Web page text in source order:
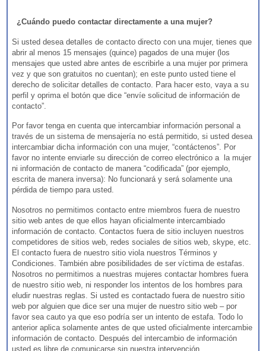
¿Cuándo puedo contactar directamente a una mujer?
Si usted desea detalles de contacto directo con una mujer, tienes que
abrir al menos 15 mensajes (quince) pagados de una mujer (los
mensajes que usted abre antes de escribirle a una mujer por primera
vez y que son gratuitos no cuentan); en este punto usted tiene el
derecho de solicitar detalles de contacto. Para hacer esto, vaya a su
perfil y oprima el botón que dice “envíe solicitud de información de
contacto”.
Por favor tenga en cuenta que intercambiar información personal a
través de un sistema de mensajería no está permitido, si usted desea
intercambiar dicha información con una mujer, “contáctenos”. Por
favor no intente enviarle su dirección de correo electrónico a la mujer
ni información de contacto de manera “codificada” (por ejemplo,
escrita de manera inversa): No funcionará y será solamente una
pérdida de tiempo para usted.
Nosotros no permitimos contacto entre miembros fuera de nuestro
sitio web antes de que ellos hayan oficialmente intercambiado
información de contacto. Contactos fuera de sitio incluyen nuestros
competidores de sitios web, redes sociales de sitios web, skype, etc.
El contacto fuera de nuestro sitio viola nuestros Términos y
Condiciones. También abre posibilidades de ser víctima de estafas.
Nosotros no permitimos a nuestras mujeres contactar hombres fuera
de nuestro sitio web, ni responder los intentos de los hombres para
eludir nuestras reglas. Si usted es contactado fuera de nuestro sitio
web por alguien que dice ser una mujer de nuestro sitio web – por
favor sea cauto ya que eso podría ser un intento de estafa. Todo lo
anterior aplica solamente antes de que usted oficialmente intercambie
información de contacto. Después del intercambio de información
usted es libre de comunicarse sin nuestra intervención.